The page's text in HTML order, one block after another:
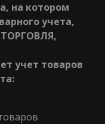
на котором
учета,
учет товаров